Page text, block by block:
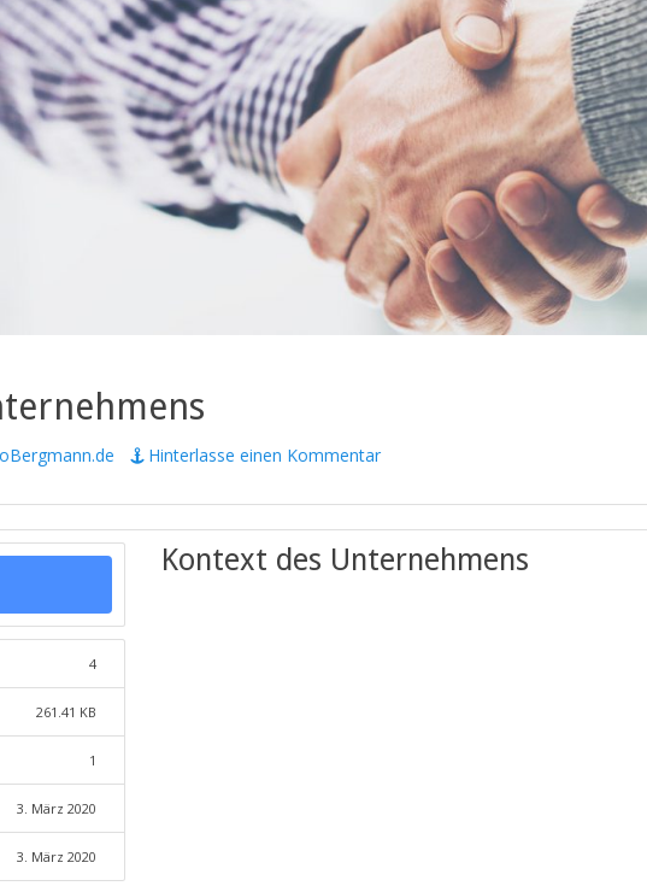
Hinterlasse einen Kommentar
4
261.41 KB
1
3. März 2020
3. März 2020
Kontext des Unternehmens